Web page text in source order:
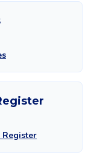
Register